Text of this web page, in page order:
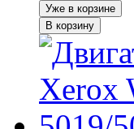
Уже в корзине
В корзину